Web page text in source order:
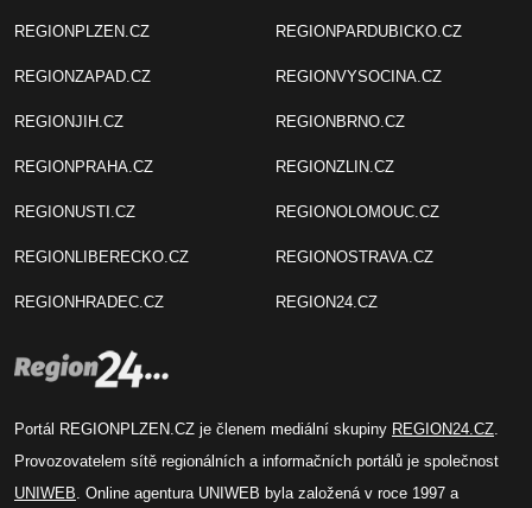
REGIONPLZEN.CZ
REGIONZAPAD.CZ
REGIONJIH.CZ
REGIONPRAHA.CZ
REGIONUSTI.CZ
REGIONLIBERECKO.CZ
REGIONHRADEC.CZ
REGIONPARDUBICKO.CZ
REGIONVYSOCINA.CZ
REGIONBRNO.CZ
REGIONZLIN.CZ
REGIONOLOMOUC.CZ
REGIONOSTRAVA.CZ
REGION24.CZ
Portál REGIONPLZEN.CZ je členem mediální skupiny REGION24.CZ.
Provozovatelem sítě regionálních a informačních portálů je společnost
UNIWEB. Online agentura UNIWEB byla založená v roce 1997 a